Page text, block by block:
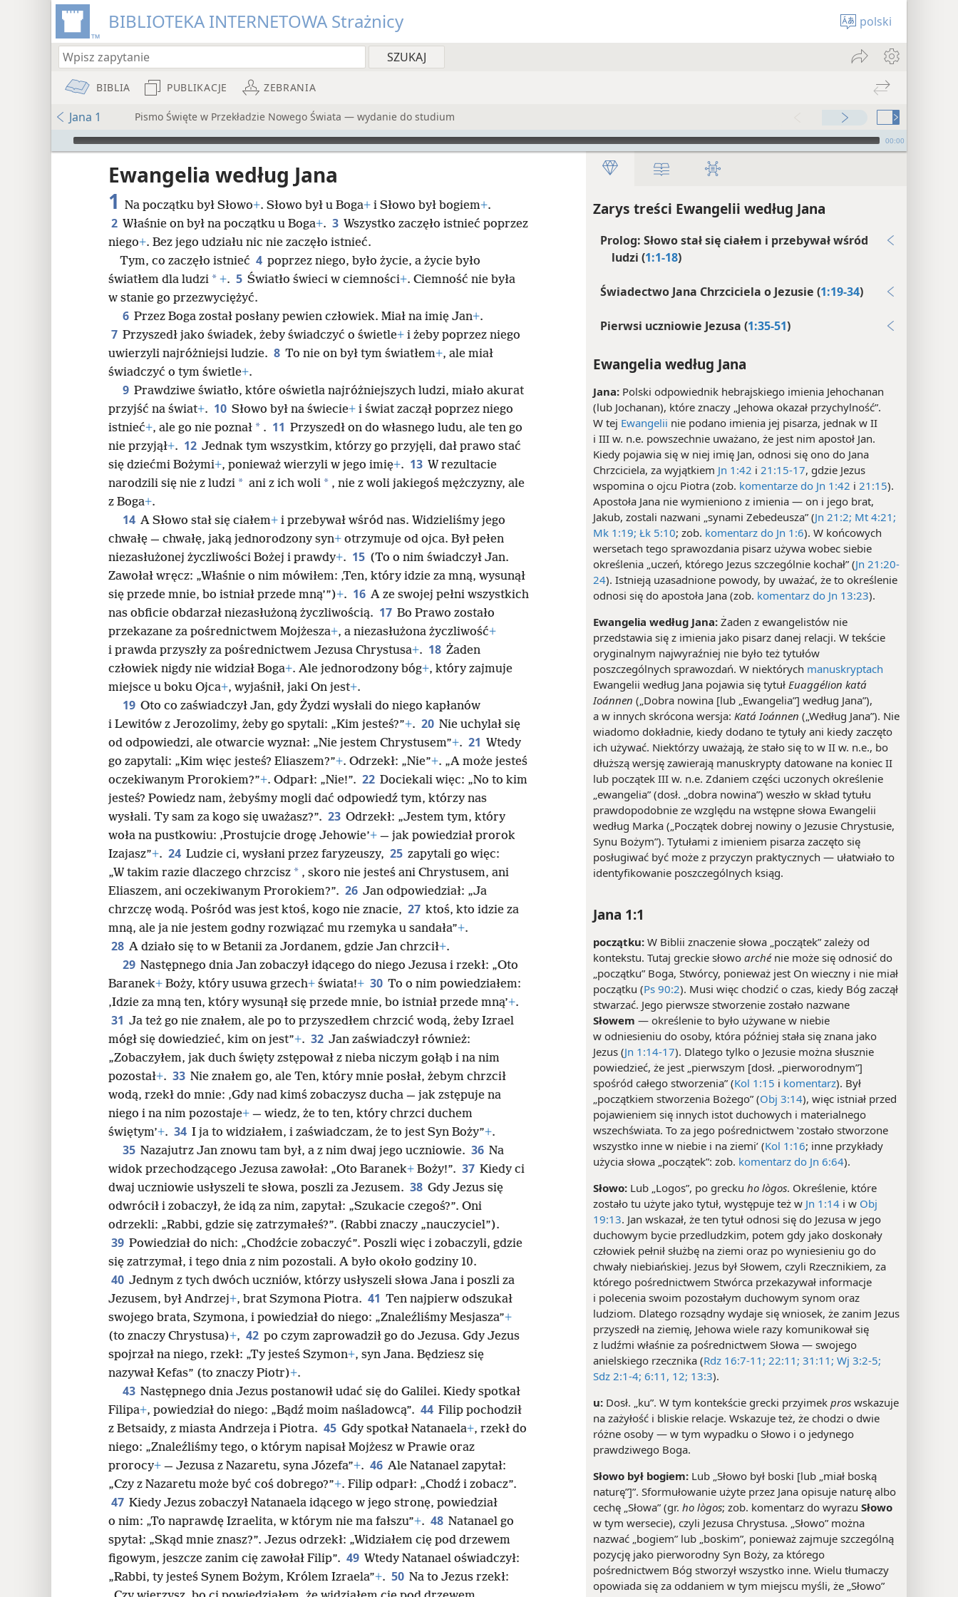
BIBLIOTEKA INTERNETOWA Strażnicy polski
BIBLIA PUBLIKACJE ZEBRANIA
Jana 1 Pismo Święte w Przekładzie Nowego Świata — wydanie do studium
Audio Player 00:00
Zarys treści Ewangelii według Jana
Prolog: Słowo stał się ciałem i przebywał wśród
ludzi (1:1-18)
Świadectwo Jana Chrzciciela o Jezusie (1:19-34)
Pierwsi uczniowie Jezusa (1:35-51)
Ewangelia według Jana
Jana: Polski odpowiednik hebrajskiego imienia Jehochanan
(lub Jochanan), które znaczy „Jehowa okazał przychylność”.
W tej Ewangelii nie podano imienia jej pisarza, jednak w II
i III w. n.e. powszechnie uważano, że jest nim apostoł Jan.
Kiedy pojawia się w niej imię Jan, odnosi się ono do Jana
Chrzciciela, za wyjątkiem Jn 1:42 i 21:15-17, gdzie Jezus
wspomina o ojcu Piotra (zob. komentarze do Jn 1:42 i 21:15).
Apostoła Jana nie wymieniono z imienia — on i jego brat,
Jakub, zostali nazwani „synami Zebedeusza” (Jn 21:2; Mt 4:21;
Mk 1:19; Łk 5:10; zob. komentarz do Jn 1:6). W końcowych
wersetach tego sprawozdania pisarz używa wobec siebie
określenia „uczeń, którego Jezus szczególnie kochał” (Jn 21:20-
24). Istnieją uzasadnione powody, by uważać, że to określenie
odnosi się do apostoła Jana (zob. komentarz do Jn 13:23).
Ewangelia według Jana: Żaden z ewangelistów nie
przedstawia się z imienia jako pisarz danej relacji. W tekście
oryginalnym najwyraźniej nie było też tytułów
poszczególnych sprawozdań. W niektórych manuskryptach
Ewangelii według Jana pojawia się tytuł Euaggélion katá
Ioánnen („Dobra nowina [lub „Ewangelia”] według Jana”),
a w innych skrócona wersja: Katá Ioánnen („Według Jana”). Nie
wiadomo dokładnie, kiedy dodano te tytuły ani kiedy zaczęto
ich używać. Niektórzy uważają, że stało się to w II w. n.e., bo
dłuższą wersję zawierają manuskrypty datowane na koniec II
lub początek III w. n.e. Zdaniem części uczonych określenie
„ewangelia” (dosł. „dobra nowina”) weszło w skład tytułu
prawdopodobnie ze względu na wstępne słowa Ewangelii
według Marka („Początek dobrej nowiny o Jezusie Chrystusie,
Synu Bożym”). Tytułami z imieniem pisarza zaczęto się
posługiwać być może z przyczyn praktycznych — ułatwiało to
identyfikowanie poszczególnych ksiąg.
Jana 1:1
początku: W Biblii znaczenie słowa „początek” zależy od
kontekstu. Tutaj greckie słowo arché nie może się odnosić do
„początku” Boga, Stwórcy, ponieważ jest On wieczny i nie miał
początku (Ps 90:2). Musi więc chodzić o czas, kiedy Bóg zaczął
stwarzać. Jego pierwsze stworzenie zostało nazwane
Słowem — określenie to było używane w niebie
w odniesieniu do osoby, która później stała się znana jako
Jezus (Jn 1:14-17). Dlatego tylko o Jezusie można słusznie
powiedzieć, że jest „pierwszym [dosł. „pierworodnym”]
spośród całego stworzenia” (Kol 1:15 i komentarz). Był
„początkiem stworzenia Bożego” (Obj 3:14), więc istniał przed
pojawieniem się innych istot duchowych i materialnego
wszechświata. To za jego pośrednictwem ‛zostało stworzone
wszystko inne w niebie i na ziemi’ (Kol 1:16; inne przykłady
użycia słowa „początek”: zob. komentarz do Jn 6:64).
Słowo: Lub „Logos”, po grecku ho lògos. Określenie, które
zostało tu użyte jako tytuł, występuje też w Jn 1:14 i w Obj
19:13. Jan wskazał, że ten tytuł odnosi się do Jezusa w jego
duchowym bycie przedludzkim, potem gdy jako doskonały
człowiek pełnił służbę na ziemi oraz po wyniesieniu go do
chwały niebiańskiej. Jezus był Słowem, czyli Rzecznikiem, za
którego pośrednictwem Stwórca przekazywał informacje
i polecenia swoim pozostałym duchowym synom oraz
ludziom. Dlatego rozsądny wydaje się wniosek, że zanim Jezus
przyszedł na ziemię, Jehowa wiele razy komunikował się
z ludźmi właśnie za pośrednictwem Słowa — swojego
anielskiego rzecznika (Rdz 16:7-11; 22:11; 31:11; Wj 3:2-5;
Sdz 2:1-4; 6:11, 12; 13:3).
u: Dosł. „ku”. W tym kontekście grecki przyimek pros wskazuje
na zażyłość i bliskie relacje. Wskazuje też, że chodzi o dwie
różne osoby — w tym wypadku o Słowo i o jedynego
prawdziwego Boga.
Słowo był bogiem: Lub „Słowo był boski [lub „miał boską
naturę”]”. Sformułowanie użyte przez Jana opisuje naturę albo
cechę „Słowa” (gr. ho lògos; zob. komentarz do wyrazu Słowo
w tym wersecie), czyli Jezusa Chrystusa. „Słowo” można
nazwać „bogiem” lub „boskim”, ponieważ zajmuje szczególną
pozycję jako pierworodny Syn Boży, za którego
pośrednictwem Bóg stworzył wszystko inne. Wielu tłumaczy
opowiada się za oddaniem w tym miejscu myśli, że „Słowo”
Ewangelia według Jana
1 Na początku był Słowo+. Słowo był u Boga+ i Słowo był bogiem+.
2 Właśnie on był na początku u Boga+. 3 Wszystko zaczęło istnieć poprzez
niego+. Bez jego udziału nic nie zaczęło istnieć.
Tym, co zaczęło istnieć 4 poprzez niego, było życie, a życie było
światłem dla ludzi * +. 5 Światło świeci w ciemności+. Ciemność nie była
w stanie go przezwyciężyć.
6 Przez Boga został posłany pewien człowiek. Miał na imię Jan+.
7 Przyszedł jako świadek, żeby świadczyć o świetle+ i żeby poprzez niego
uwierzyli najróżniejsi ludzie. 8 To nie on był tym światłem+, ale miał
świadczyć o tym świetle+.
9 Prawdziwe światło, które oświetla najróżniejszych ludzi, miało akurat
przyjść na świat+. 10 Słowo był na świecie+ i świat zaczął poprzez niego
istnieć+, ale go nie poznał * . 11 Przyszedł on do własnego ludu, ale ten go
nie przyjął+. 12 Jednak tym wszystkim, którzy go przyjęli, dał prawo stać
się dziećmi Bożymi+, ponieważ wierzyli w jego imię+. 13 W rezultacie
narodzili się nie z ludzi * ani z ich woli * , nie z woli jakiegoś mężczyzny, ale
z Boga+.
14 A Słowo stał się ciałem+ i przebywał wśród nas. Widzieliśmy jego
chwałę — chwałę, jaką jednorodzony syn+ otrzymuje od ojca. Był pełen
niezasłużonej życzliwości Bożej i prawdy+. 15 (To o nim świadczył Jan.
Zawołał wręcz: „Właśnie o nim mówiłem: ‚Ten, który idzie za mną, wysunął
się przede mnie, bo istniał przede mną’”)+. 16 A ze swojej pełni wszystkich
nas obficie obdarzał niezasłużoną życzliwością. 17 Bo Prawo zostało
przekazane za pośrednictwem Mojżesza+, a niezasłużona życzliwość+
i prawda przyszły za pośrednictwem Jezusa Chrystusa+. 18 Żaden
człowiek nigdy nie widział Boga+. Ale jednorodzony bóg+, który zajmuje
miejsce u boku Ojca+, wyjaśnił, jaki On jest+.
19 Oto co zaświadczył Jan, gdy Żydzi wysłali do niego kapłanów
i Lewitów z Jerozolimy, żeby go spytali: „Kim jesteś?”+. 20 Nie uchylał się
od odpowiedzi, ale otwarcie wyznał: „Nie jestem Chrystusem”+. 21 Wtedy
go zapytali: „Kim więc jesteś? Eliaszem?”+. Odrzekł: „Nie”+. „A może jesteś
oczekiwanym Prorokiem?”+. Odparł: „Nie!”. 22 Dociekali więc: „No to kim
jesteś? Powiedz nam, żebyśmy mogli dać odpowiedź tym, którzy nas
wysłali. Ty sam za kogo się uważasz?”. 23 Odrzekł: „Jestem tym, który
woła na pustkowiu: ‚Prostujcie drogę Jehowie’+ — jak powiedział prorok
Izajasz”+. 24 Ludzie ci, wysłani przez faryzeuszy, 25 zapytali go więc:
„W takim razie dlaczego chrzcisz * , skoro nie jesteś ani Chrystusem, ani
Eliaszem, ani oczekiwanym Prorokiem?”. 26 Jan odpowiedział: „Ja
chrzczę wodą. Pośród was jest ktoś, kogo nie znacie, 27 ktoś, kto idzie za
mną, ale ja nie jestem godny rozwiązać mu rzemyka u sandała”+.
28 A działo się to w Betanii za Jordanem, gdzie Jan chrzcił+.
29 Następnego dnia Jan zobaczył idącego do niego Jezusa i rzekł: „Oto
Baranek+ Boży, który usuwa grzech+ świata!+ 30 To o nim powiedziałem:
‚Idzie za mną ten, który wysunął się przede mnie, bo istniał przede mną’+.
31 Ja też go nie znałem, ale po to przyszedłem chrzcić wodą, żeby Izrael
mógł się dowiedzieć, kim on jest”+. 32 Jan zaświadczył również:
„Zobaczyłem, jak duch święty zstępował z nieba niczym gołąb i na nim
pozostał+. 33 Nie znałem go, ale Ten, który mnie posłał, żebym chrzcił
wodą, rzekł do mnie: ‚Gdy nad kimś zobaczysz ducha — jak zstępuje na
niego i na nim pozostaje+ — wiedz, że to ten, który chrzci duchem
świętym’+. 34 I ja to widziałem, i zaświadczam, że to jest Syn Boży”+.
35 Nazajutrz Jan znowu tam był, a z nim dwaj jego uczniowie. 36 Na
widok przechodzącego Jezusa zawołał: „Oto Baranek+ Boży!”. 37 Kiedy ci
dwaj uczniowie usłyszeli te słowa, poszli za Jezusem. 38 Gdy Jezus się
odwrócił i zobaczył, że idą za nim, zapytał: „Szukacie czegoś?”. Oni
odrzekli: „Rabbi, gdzie się zatrzymałeś?”. (Rabbi znaczy „nauczyciel”).
39 Powiedział do nich: „Chodźcie zobaczyć”. Poszli więc i zobaczyli, gdzie
się zatrzymał, i tego dnia z nim pozostali. A było około godziny 10.
40 Jednym z tych dwóch uczniów, którzy usłyszeli słowa Jana i poszli za
Jezusem, był Andrzej+, brat Szymona Piotra. 41 Ten najpierw odszukał
swojego brata, Szymona, i powiedział do niego: „Znaleźliśmy Mesjasza”+
(to znaczy Chrystusa)+, 42 po czym zaprowadził go do Jezusa. Gdy Jezus
spojrzał na niego, rzekł: „Ty jesteś Szymon+, syn Jana. Będziesz się
nazywał Kefas” (to znaczy Piotr)+.
43 Następnego dnia Jezus postanowił udać się do Galilei. Kiedy spotkał
Filipa+, powiedział do niego: „Bądź moim naśladowcą”. 44 Filip pochodził
z Betsaidy, z miasta Andrzeja i Piotra. 45 Gdy spotkał Natanaela+, rzekł do
niego: „Znaleźliśmy tego, o którym napisał Mojżesz w Prawie oraz
prorocy+ — Jezusa z Nazaretu, syna Józefa”+. 46 Ale Natanael zapytał:
„Czy z Nazaretu może być coś dobrego?”+. Filip odparł: „Chodź i zobacz”.
47 Kiedy Jezus zobaczył Natanaela idącego w jego stronę, powiedział
o nim: „To naprawdę Izraelita, w którym nie ma fałszu”+. 48 Natanael go
spytał: „Skąd mnie znasz?”. Jezus odrzekł: „Widziałem cię pod drzewem
figowym, jeszcze zanim cię zawołał Filip”. 49 Wtedy Natanael oświadczył:
„Rabbi, ty jesteś Synem Bożym, Królem Izraela”+. 50 Na to Jezus rzekł: